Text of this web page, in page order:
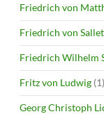
Friedrich von
Friedrich von Sallet
Friedrich Wilhelm
Fritz von Ludwig (1)
Georg Christoph